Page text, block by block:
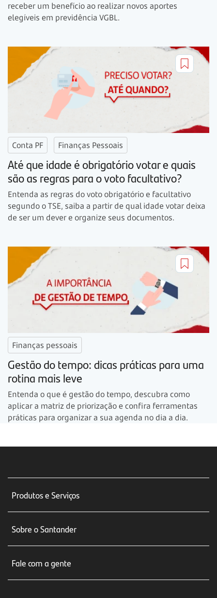
receber um benefício ao realizar novos aportes
elegíveis em previdência VGBL.
Conta PF Finanças Pessoais
Até que idade é obrigatório votar e quais
são as regras para o voto facultativo?
Entenda as regras do voto obrigatório e facultativo
segundo o TSE, saiba a partir de qual idade votar deixa
de ser um dever e organize seus documentos.
Finanças pessoais
Gestão do tempo: dicas práticas para uma
rotina mais leve
Entenda o que é gestão do tempo, descubra como
aplicar a matriz de priorização e confira ferramentas
práticas para organizar a sua agenda no dia a dia.
Produtos e Serviços
Seguros
Crédito e Financiamentos
Sobre o Santander
Fale com a gente